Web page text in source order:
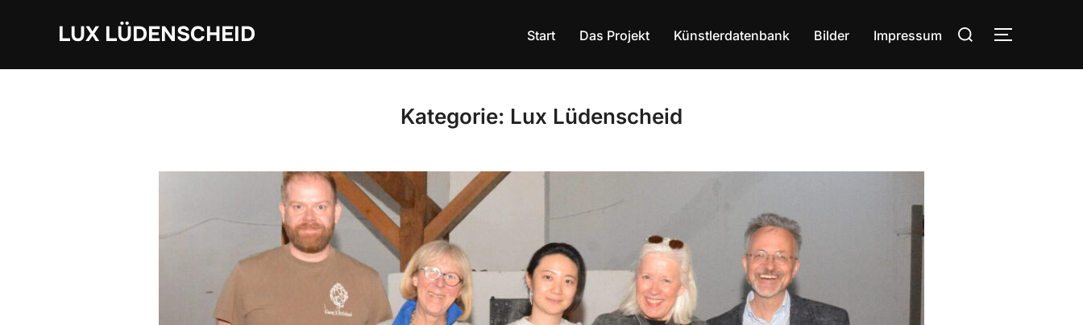
LUX LÜDENSCHEID Start Das Projekt Künstlerdatenbank Bilder Impressum
Suchen
Kategorie: Lux Lüdenscheid